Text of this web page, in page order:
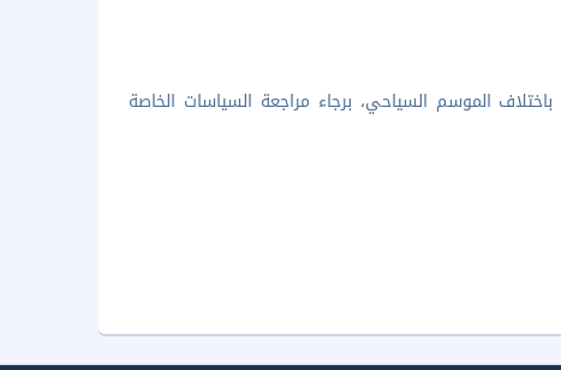
الموسم السياحي، برجاء مراجعة السياسات الخاصة